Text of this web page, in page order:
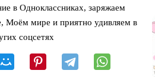
в Одноклассниках, заряжаем
Моём мире и приятно удивляем в
соцсетях